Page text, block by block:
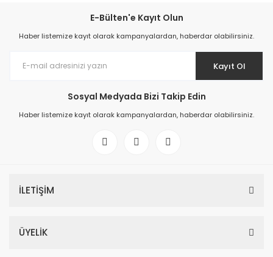
E-Bülten'e Kayıt Olun
Haber listemize kayıt olarak kampanyalardan, haberdar olabilirsiniz.
Kayıt Ol
Sosyal Medyada Bizi Takip Edin
Haber listemize kayıt olarak kampanyalardan, haberdar olabilirsiniz.
İLETİŞİM
ÜYELİK